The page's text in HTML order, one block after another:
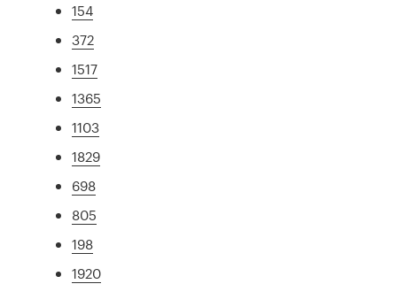
154
372
1517
1365
1103
1829
698
805
198
1920